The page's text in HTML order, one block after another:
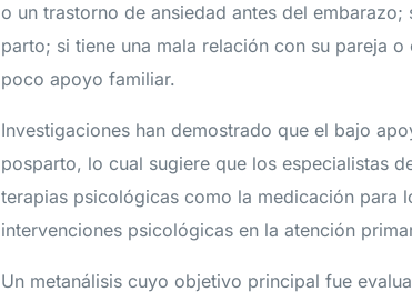
o un trastorno de ansiedad antes del
parto; si tiene una mala relación con su pareja
poco apoyo familiar.
Investigaciones han demostrado que el bajo
posparto, lo cual sugiere que los especialistas
terapias psicológicas como la medicación para
intervenciones psicológicas en la atención
Un metanálisis cuyo objetivo principal fue